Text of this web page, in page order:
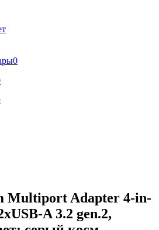
0
Multiport Adapter 4-in-
A 3.2 gen.2,